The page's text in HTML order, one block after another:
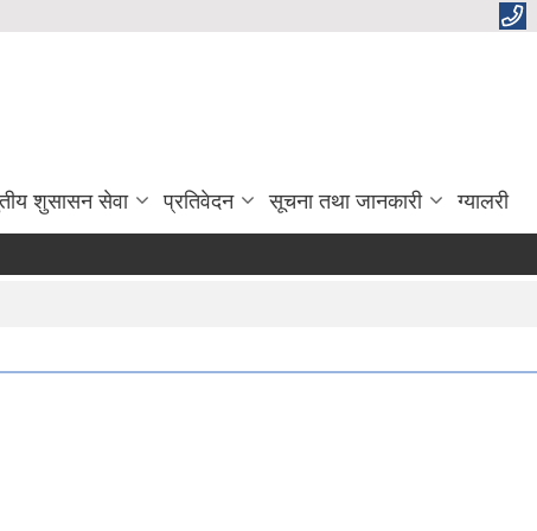
शुसासन सेवा प्रतिवेदन सूचना तथा जानकारी ग्यालरी